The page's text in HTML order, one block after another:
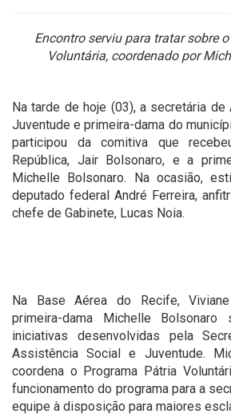
Encontro serviu para tratar sobre
Voluntária, coordenado por
Na tarde de hoje (03), a secretária
Juventude e primeira-dama do
participou da comitiva que
República, Jair Bolsonaro, e a
Michelle Bolsonaro. Na ocasião,
deputado federal André Ferreira,
chefe de Gabinete, Lucas Noia.
Na Base Aérea do Recife,
primeira-dama Michelle
iniciativas desenvolvidas pela
Assistência Social e Juventude.
coordena o Programa Pátria
funcionamento do programa para a
equipe à disposição para maiores